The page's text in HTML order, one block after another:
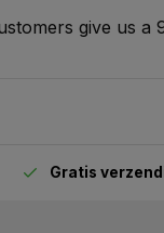
give us a
Gratis